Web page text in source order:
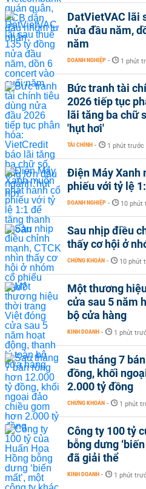
DatVietVAC lãi
nửa đầu năm,
năm
DOANH NGHIỆP - 1 phút
Bức tranh tài
2026 tiếp tục
lãi tăng ba chữ
'hụt hơi'
TÀI CHÍNH - 1 phút trước
Điện Máy Xanh
phiếu với tỷ lệ
DOANH NGHIỆP - 10 phút
Sau nhịp điều
thấy cơ hội ở
CHỨNG KHOÁN - 10 phút
Một thương
cửa sau 5 năm
bộ cửa hàng
KINH DOANH - 1 phút
Sau tháng 7
đồng, khối
2.000 tỷ đồng
CHỨNG KHOÁN - 1 phút
Công ty 100 tỷ
bỗng dưng
đã giải thể
KINH DOANH - 1 phút